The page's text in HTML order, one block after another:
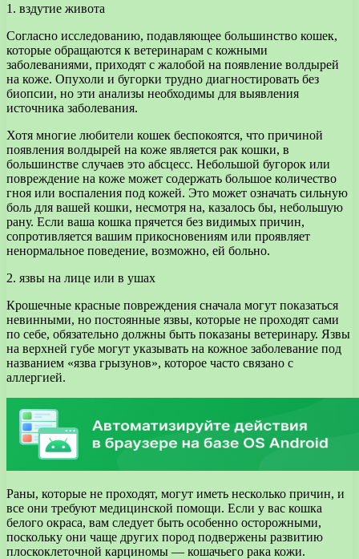
1. вздутие живота
Согласно исследованию, подавляющее большинство кошек,
которые обращаются к ветеринарам с кожными
заболеваниями, приходят с жалобой на появление волдырей
на коже. Опухоли и бугорки трудно диагностировать без
биопсии, но эти анализы необходимы для выявления
источника заболевания.
Хотя многие любители кошек беспокоятся, что причиной
появления волдырей на коже является рак кошки, в
большинстве случаев это абсцесс. Небольшой бугорок или
повреждение на коже может содержать большое количество
гноя или воспаления под кожей. Это может означать сильную
боль для вашей кошки, несмотря на, казалось бы, небольшую
рану. Если ваша кошка прячется без видимых причин,
сопротивляется вашим прикосновениям или проявляет
ненормальное поведение, возможно, ей больно.
2. язвы на лице или в ушах
Крошечные красные повреждения сначала могут показаться
невинными, но постоянные язвы, которые не проходят сами
по себе, обязательно должны быть показаны ветеринару. Язвы
на верхней губе могут указывать на кожное заболевание под
названием «язва грызунов», которое часто связано с
аллергией.
Раны, которые не проходят, могут иметь несколько причин, и
все они требуют медицинской помощи. Если у вас кошка
белого окраса, вам следует быть особенно осторожными,
поскольку они чаще других пород подвержены развитию
плоскоклеточной карциномы — кошачьего рака кожи.